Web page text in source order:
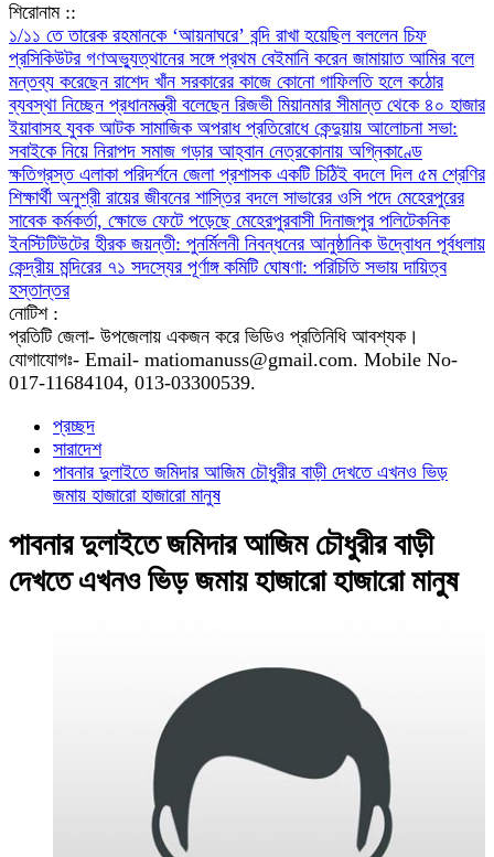
শিরোনাম ::
১/১১ তে তারেক রহমানকে ‘আয়নাঘরে’ বন্দি রাখা হয়েছিল বললেন চিফ
প্রসিকিউটর গণঅভ্যুত্থানের সঙ্গে প্রথম বেইমানি করেন জামায়াত আমির বলে
মন্তব্য করেছেন রাশেদ খাঁন সরকারের কাজে কোনো গাফিলতি হলে কঠোর
ব্যবস্থা নিচ্ছেন প্রধানমন্ত্রী বলেছেন রিজভী মিয়ানমার সীমান্ত থেকে ৪০ হাজার
ইয়াবাসহ যুবক আটক সামাজিক অপরাধ প্রতিরোধে কেন্দুয়ায় আলোচনা সভা:
সবাইকে নিয়ে নিরাপদ সমাজ গড়ার আহ্বান নেত্রকোনায় অগ্নিকাণ্ডে
ক্ষতিগ্রস্ত এলাকা পরিদর্শনে জেলা প্রশাসক একটি চিঠিই বদলে দিল ৫ম শ্রেণির
শিক্ষার্থী অনুশ্রী রায়ের জীবনের শাস্তির বদলে সাভারের ওসি পদে মেহেরপুরের
সাবেক কর্মকর্তা, ক্ষোভে ফেটে পড়েছে মেহেরপুরবাসী দিনাজপুর পলিটেকনিক
ইনস্টিটিউটের হীরক জয়ন্তী: পুনর্মিলনী নিবন্ধনের আনুষ্ঠানিক উদ্বোধন পূর্বধলায়
কেন্দ্রীয় মন্দিরের ৭১ সদস্যের পূর্ণাঙ্গ কমিটি ঘোষণা: পরিচিতি সভায় দায়িত্ব
হস্তান্তর
নোটিশ :
প্রতিটি জেলা- উপজেলায় একজন করে ভিডিও প্রতিনিধি আবশ্যক।
যোগাযোগঃ- Email- matiomanuss@gmail.com. Mobile No-
017-11684104, 013-03300539.
প্রচ্ছদ
সারাদেশ
পাবনার দুলাইতে জমিদার আজিম চৌধুরীর বাড়ী দেখতে এখনও ভিড়
জমায় হাজারো হাজারো মানুষ
পাবনার দুলাইতে জমিদার আজিম চৌধুরীর বাড়ী
দেখতে এখনও ভিড় জমায় হাজারো হাজারো মানুষ